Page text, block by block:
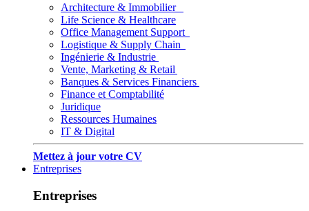
Architecture & Immobilier
Life Science & Healthcare
Office Management Support
Logistique & Supply Chain
Ingénierie & Industrie
Vente, Marketing & Retail
Banques & Services Financiers
Finance et Comptabilité
Juridique
Ressources Humaines
IT & Digital
Mettez à jour votre CV
Entreprises
Entreprises